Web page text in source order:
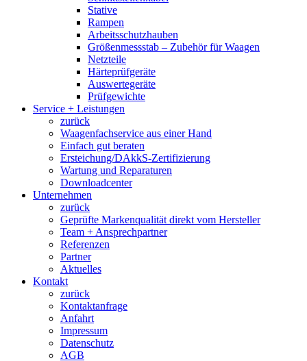
Stative
Rampen
Arbeitsschutzhauben
Größenmessstab – Zubehör für Waagen
Netzteile
Härteprüfgeräte
Auswertegeräte
Prüfgewichte
Service + Leistungen
zurück
Waagenfachservice aus einer Hand
Einfach gut beraten
Ersteichung/DAkkS-Zertifizierung
Wartung und Reparaturen
Downloadcenter
Unternehmen
zurück
Geprüfte Markenqualität direkt vom Hersteller
Team + Ansprechpartner
Referenzen
Partner
Aktuelles
Kontakt
zurück
Kontaktanfrage
Anfahrt
Impressum
Datenschutz
AGB